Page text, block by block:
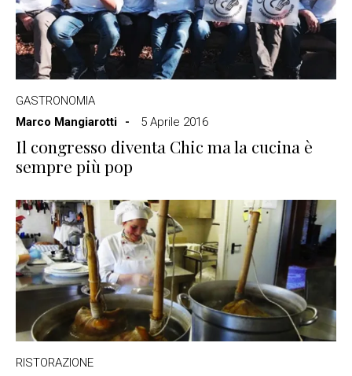
GASTRONOMIA
Marco Mangiarotti
5 Aprile 2016
Il congresso diventa Chic ma la cucina è
sempre più pop
RISTORAZIONE